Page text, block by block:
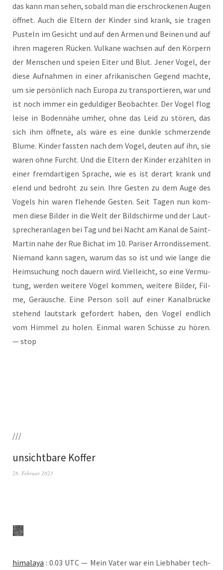
das kann man sehen, sobald man die erschro­cke­nen Augen
öff­net. Auch die Eltern der Kin­der sind krank, sie tra­gen
Pus­teln im Gesicht und auf den Armen und Bei­nen und auf
ihren mage­ren Rücken. Vul­ka­ne wach­sen auf den Kör­pern
der Men­schen und spei­en Eiter und Blut. Jener Vogel, der
die­se Auf­nah­men in einer afri­ka­ni­schen Gegend mach­te,
um sie per­sön­lich nach Euro­pa zu trans­por­tie­ren, war und
ist noch immer ein gedul­di­ger Beob­ach­ter. Der Vogel flog
lei­se in Boden­nä­he umher, ohne das Leid zu stö­ren, das
sich ihm öff­ne­te, als wäre es eine dunk­le schmer­zen­de
Blu­me. Kin­der fass­ten nach dem Vogel, deu­ten auf ihn, sie
waren ohne Furcht. Und die Eltern der Kin­der erzähl­ten in
einer fremd­ar­ti­gen Spra­che, wie es ist der­art krank und
elend und bedroht zu sein. Ihre Ges­ten zu dem Auge des
Vogels hin waren fle­hen­de Ges­ten. Seit Tagen nun kom­
men die­se Bil­der in die Welt der Bild­schir­me und der Laut­
spre­cher­an­la­gen bei Tag und bei Nacht am Kanal de Saint-
Mar­tin nahe der Rue Bichat im 10. Pari­ser Arron­dis­se­ment.
Nie­mand kann sagen, war­um das so ist und wie lan­ge die
Heim­su­chung noch dau­ern wird. Viel­leicht, so eine Ver­mu­
tung, wer­den wei­te­re Vögel kom­men, wei­te­re Bil­der, Fil­
me, Geräu­sche. Eine Per­son soll auf einer Kanal­brü­cke
ste­hend laut­stark gefor­dert haben, den Vogel end­lich
vom Him­mel zu holen. Ein­mal waren Schüs­se zu hören.
— stop
///
unsichtbare Koffer
28. Februar 2023
hima­la­ya : 0.03 UTC — Mein Vater war ein Lieb­ha­ber tech­